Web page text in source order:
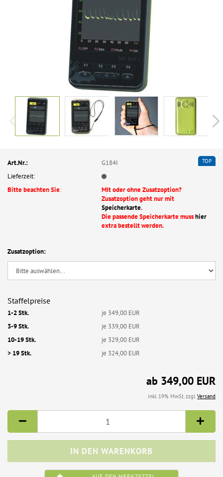
TOP
Art.Nr.:
G184I
Lieferzeit:
Bitte beachten Sie:
MIt oder ohne Zusatzoption?
Zusatzoption geht nur mit
Speicherkarte.
Die passende Speicherkarte musshier
extra bestellt werden.
Zusatzoption:
Staffelpreise
1-2 Stk.
je 349,00 EUR
3-9 Stk.
je 339,00 EUR
10-19 Stk.
je 329,00 EUR
> 19 Stk.
je 324,00 EUR
ab 349,00 EUR
inkl. 19% MwSt. zzgl.Versand